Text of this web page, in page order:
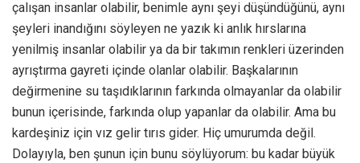
çalışan insanlar olabilir, benimle aynı şeyi düşündüğünü, aynı
şeyleri inandığını söyleyen ne yazık ki anlık hırslarına
yenilmiş insanlar olabilir ya da bir takımın renkleri üzerinden
ayrıştırma gayreti içinde olanlar olabilir. Başkalarının
değirmenine su taşıdıklarının farkında olmayanlar da olabilir
bunun içerisinde, farkında olup yapanlar da olabilir. Ama bu
kardeşiniz için vız gelir tırıs gider. Hiç umurumda değil.
Dolayıyla, ben şunun için bunu söylüyorum: bu kadar büyük